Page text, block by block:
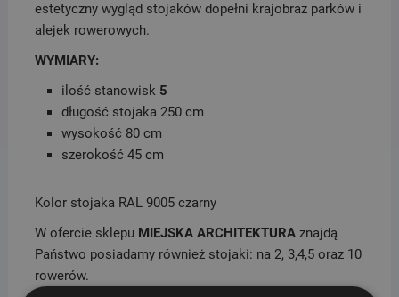
estetyczny wygląd stojaków dopełni krajobraz parków i
alejek rowerowych.
WYMIARY:
ilość stanowisk 5
długość stojaka 250 cm
wysokość 80 cm
szerokość 45 cm
Kolor stojaka RAL 9005 czarny
W ofercie sklepu MIEJSKA ARCHITEKTURAznajdą
Państwo posiadamy również stojaki: na 2, 3,4,5 oraz 10
rowerów.